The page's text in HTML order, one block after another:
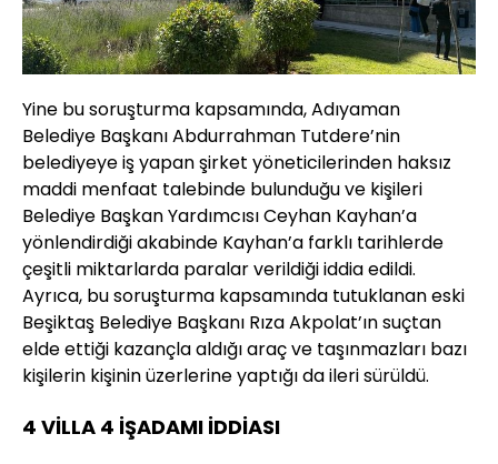
Yine bu soruşturma kapsamında, Adıyaman
Belediye Başkanı Abdurrahman Tutdere’nin
belediyeye iş yapan şirket yöneticilerinden haksız
maddi menfaat talebinde bulunduğu ve kişileri
Belediye Başkan Yardımcısı Ceyhan Kayhan’a
yönlendirdiği akabinde Kayhan’a farklı tarihlerde
çeşitli miktarlarda paralar verildiği iddia edildi.
Ayrıca, bu soruşturma kapsamında tutuklanan eski
Beşiktaş Belediye Başkanı Rıza Akpolat’ın suçtan
elde ettiği kazançla aldığı araç ve taşınmazları bazı
kişilerin kişinin üzerlerine yaptığı da ileri sürüldü.
4 VİLLA 4 İŞADAMI İDDİASI